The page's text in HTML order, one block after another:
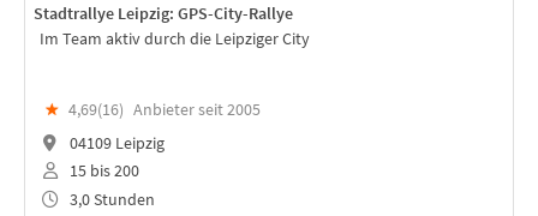
Stadtrallye Leipzig: GPS-City-Rallye
Im Team aktiv durch die Leipziger City
★ 4,69(16) Anbieter seit 2005
04109 Leipzig
15 bis 200
3,0 Stunden